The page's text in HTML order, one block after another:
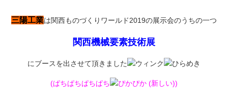
三陽工業は関西ものづくりワールド2019の展示会のうちの一つ
関西機械要素技術展
にブースを出させて頂きました
(ぱちぱちぱちぱち )